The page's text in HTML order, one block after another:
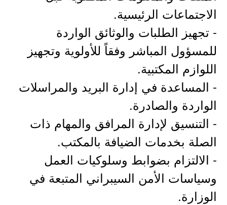
الاجتماعات الرئيسية.
- تجهيز الطلبات والوثائق الواردة
للمسؤول المباشر وفقاً للأولوية وتجهيز
اللوازم المكتبية.
- المساعدة في إدارة البريد والمراسلات
الواردة والصادرة.
- التنسيق لإدارة المرافق والمهام ذات
الصلة بخدمات الضيافة بالمكتب.
- الالتزام بضوابط وسلوكيات العمل
وسياسات الأمن السيبراني المتبعة في
الوزارة.